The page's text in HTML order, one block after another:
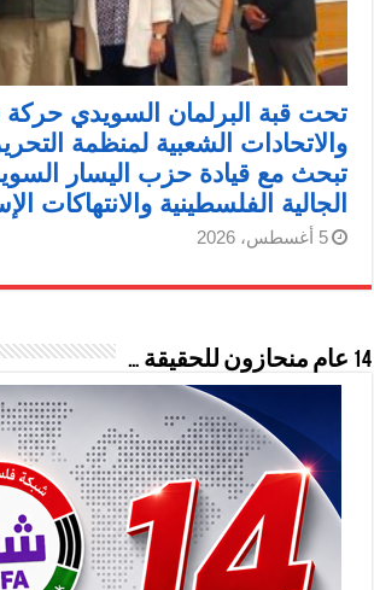
تحت قبة البرلمان السويدي حركة
والاتحادات الشعبية لمنظمة
تبحث مع قيادة حزب اليسار
الجالية الفلسطينية والانتهاكات
5 أغسطس، 2026
14 عام منحازون للحقيقة …